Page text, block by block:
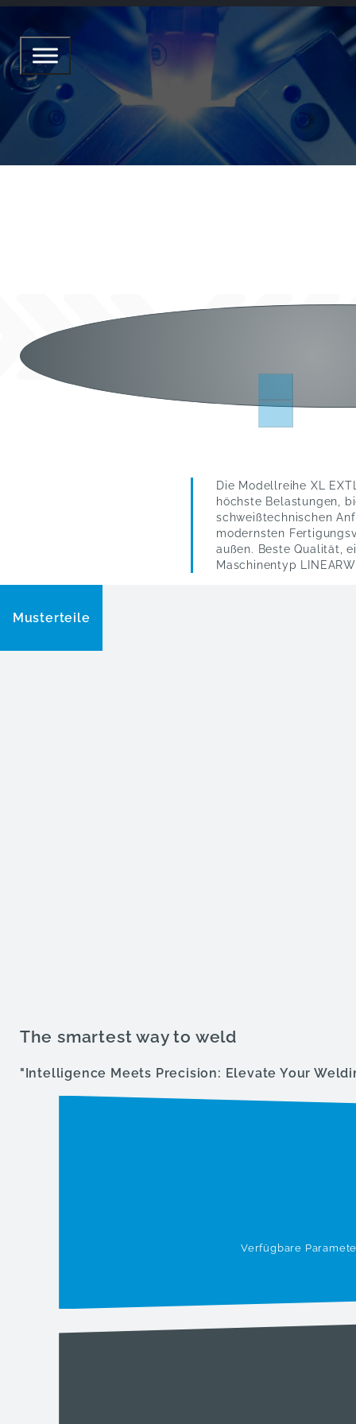
LINEARWELD XL EXTL
Die Modellreihe XL
höchste Belastungen,
schweißtechnischen
modernsten
außen. Beste Qualität,
Maschinentyp
Musterteile
The smartest way to weld
"Intelligence Meets Precision: Elevate Your
Verfügbare